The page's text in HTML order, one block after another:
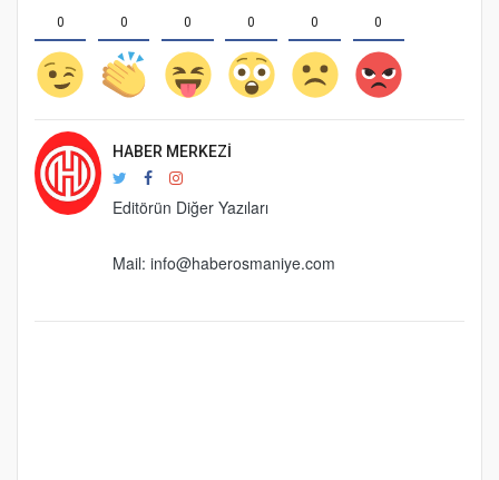
0 0 0 0 0 0
HABER MERKEZI
Editörün Diğer Yazıları
Mail: info@haberosmaniye.com